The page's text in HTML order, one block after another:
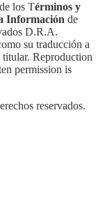
los Términos y
Información de
D.R.A.
su traducción a
Reproduction
permission is
reservados.